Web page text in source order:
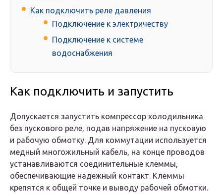
Как подключить реле давления
Подключение к электричеству
Подключение к системе
водоснабжения
Как подключить и запустить
Допускается запустить компрессор холодильника
без пускового реле, подав напряжение на пусковую
и рабочую обмотку. Для коммутации используется
медный многожильный кабель, на конце проводов
устанавливаются соединительные клеммы,
обеспечивающие надежный контакт. Клеммы
крепятся к общей точке и выводу рабочей обмотки.